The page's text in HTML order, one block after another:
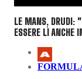
LE MANS, DRUDI:
ESSERE LÌ ANCHE